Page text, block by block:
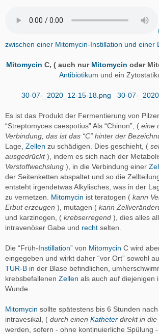
zwischen einer Mitomycin-Instillation und einer
Mitomycin C, ( auch nur Mitomycin oder
Antibiotikum und ein
30-07-_2020_12-15-18.png 30-07-
Es ist das Produkt der Fermentierung von
“Streptomyces caespotius” Als “Chinon”, ( eine
Verbindung, das ist das “C” hinter der
Lage, Zellen zu schädigen. Dies geschieht, (
ausgedrückt), indem es sich nach der
Verstoffwechslung ), in die Verbindung einer
der Seitenketten abspaltet und so die
entsteht irgendetwas Alkylisches, was in der
zu vernetzen. Mitomycin ist teratogen ( kann
Erbut erzeugen ), mutagen ( kann
und karzinogen, ( krebserregend ), dies alles
intravenöser Gabe und recht selten.
Die “Früh-Instillation” von Mitomycin C wird
eingegeben und wirkt daher “vor Ort” sowohl
TUR-B in der Blase befindlichen,
krebsbefallenen Zellen als auch auf diejenigen
Wunde.
Mitomycin sollte spätestens bis 6 Stunden
intravesikal, ( durch einen Katheter direkt in die
werden, sofern - ohne kontinuierliche Spülung